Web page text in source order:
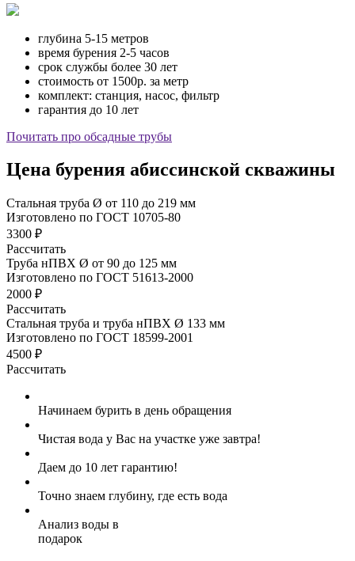
глубина 5-15 метров
время бурения 2-5 часов
срок службы более 30 лет
стоимость от 1500р. за метр
комплект: станция, насос, фильтр
гарантия до 10 лет
Почитать про обсадные трубы
Цена бурения абиссинской скважины
Стальная труба Ø от 110 до 219 мм
Изготовлено по ГОСТ 10705-80
3300 ₽
Рассчитать
Труба нПВХ Ø от 90 до 125 мм
Изготовлено по ГОСТ 51613-2000
2000 ₽
Рассчитать
Стальная труба и труба нПВХ Ø 133 мм
Изготовлено по ГОСТ 18599-2001
4500 ₽
Рассчитать
Начинаем бурить в день обращения
Чистая вода у Вас на участке уже завтра!
Даем до 10 лет гарантию!
Точно знаем глубину, где есть вода
Анализ воды в
подарок